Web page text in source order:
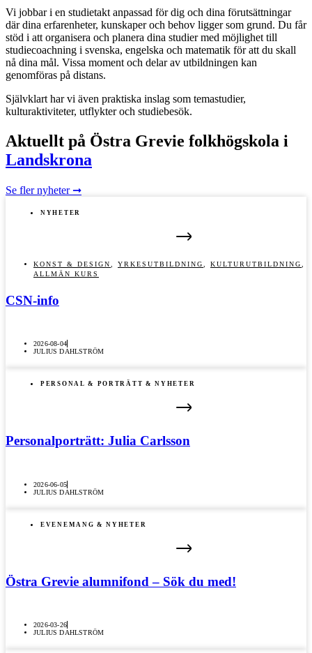
Vi jobbar i en studietakt anpassad för dig och dina förutsättningar
där dina erfarenheter, kunskaper och behov ligger som grund. Du får
stöd i att organisera och planera dina studier med möjlighet till
studiecoachning i svenska, engelska och matematik för att du skall
nå dina mål. Vissa moment och delar av utbildningen kan
genomföras på distans.
Självklart har vi även praktiska inslag som temastudier,
kulturaktiviteter, utflykter och studiebesök.
Aktuellt på Östra Grevie folkhögskola i
Landskrona
Se fler nyheter ➞
NYHETER
KONST & DESIGN YRKESUTBILDNING KULTURUTBILDNING
ALLMÄN KURS
CSN-info
2026-08-04
JULIUS DAHLSTRÖM
PERSONAL & PORTRÄTT & NYHETER
Personalporträtt: Julia Carlsson
2026-06-05
JULIUS DAHLSTRÖM
EVENEMANG & NYHETER
Östra Grevie alumnifond – Sök du med!
2026-03-26
JULIUS DAHLSTRÖM